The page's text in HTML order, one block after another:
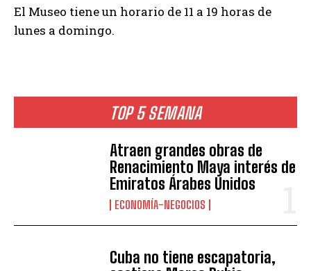
TOP 5 SEMANA
Atraen grandes obras de
Renacimiento Maya interés de
Emiratos Árabes Unidos
ECONOMÍA-NEGOCIOS
Cuba no tiene escapatoria,
El Museo tiene un horario de 11 a 19 horas de
lunes a domingo.